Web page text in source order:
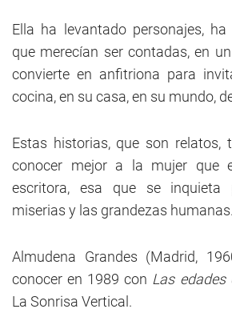
Ella ha levantado personajes,
que merecían ser contadas, en
convierte en anfitriona para
cocina, en su casa, en su mundo,
Estas historias, que son relatos,
conocer mejor a la mujer que
escritora, esa que se inquieta
miserias y las grandezas humanas.
Almudena Grandes (Madrid,
conocer en 1989 con Las edades
La Sonrisa Vertical.